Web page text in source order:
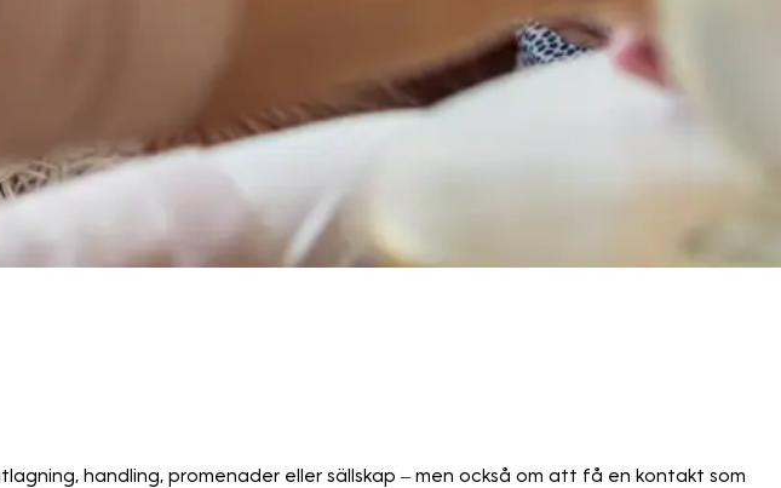
handling, promenader eller sällskap – men också om att få en kontakt som